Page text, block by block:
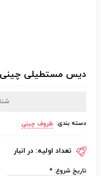
دیس مستطیلی چینی
دسته بندی: ظروف چینی
تعداد اولیه: در انبار
تاریخ شروع: *